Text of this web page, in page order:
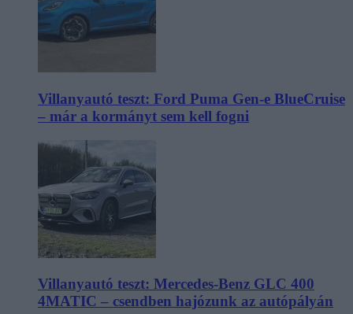
Villanyautó teszt: Ford Puma Gen-e BlueCruise
– már a kormányt sem kell fogni
Villanyautó teszt: Mercedes-Benz GLC 400
4MATIC – csendben hajózunk az autópályán